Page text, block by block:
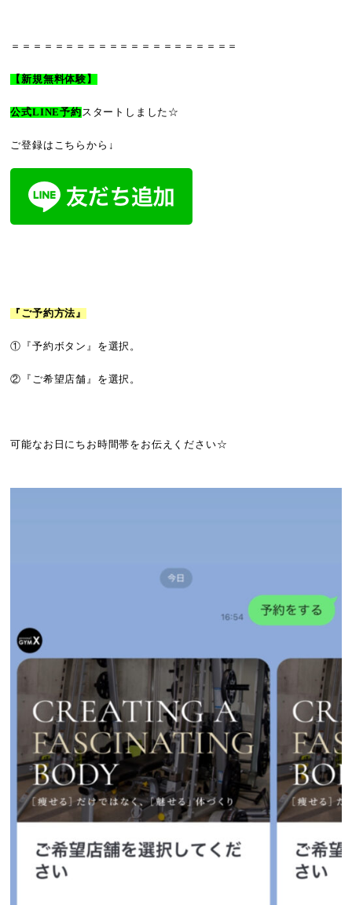
＝＝＝＝＝＝＝＝＝＝＝＝＝＝＝＝＝＝＝＝＝
【新規無料体験】
公式LINE予約 スタートしました☆
ご登録はこちらから↓
『ご予約方法』
①『予約ボタン』を選択。
②『ご希望店舗』を選択。
可能なお日にちお時間帯をお伝えください☆